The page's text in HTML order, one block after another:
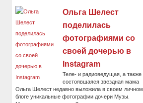
Ольга Шелест
поделилась
фотографиями со
своей дочерью в
Instagram
Теле- и радиоведущая, а также
состоявшаяся звездная мама
Ольга Шелест недавно выложила в своем личном
блоге уникальные фотографии дочери Музы.